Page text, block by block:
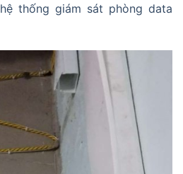
hệ thống giám sát phòng data